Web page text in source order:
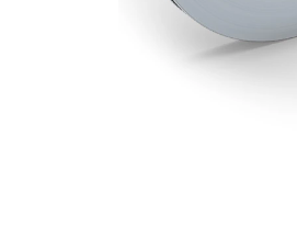
Suprafata
protector)